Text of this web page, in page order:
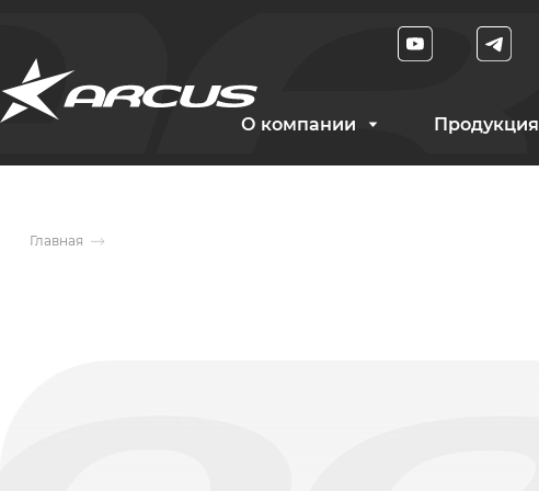
О компании Продукция
Главная